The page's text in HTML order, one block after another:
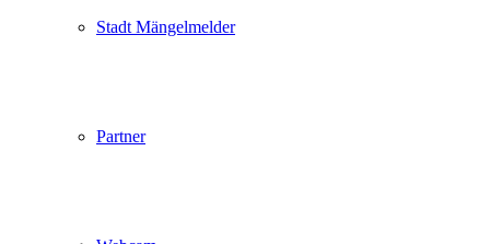
Stadt Mängelmelder
Partner